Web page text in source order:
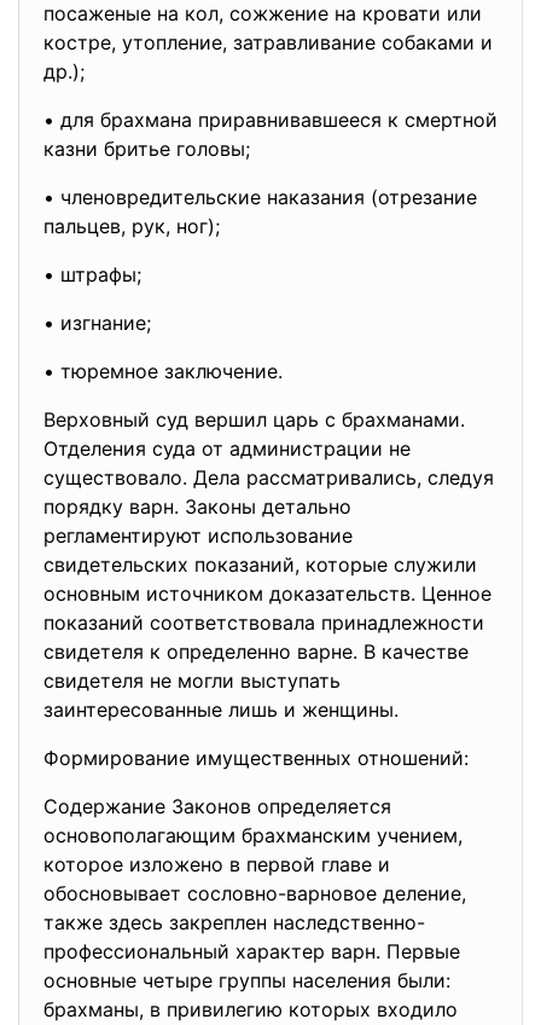
посаженые на кол, сожжение на кровати или
костре, утопление, затравливание собаками и
др.);
• для брахмана приравнивавшееся к смертной
казни бритье головы;
• членовредительские наказания (отрезание
пальцев, рук, ног);
• штрафы;
• изгнание;
• тюремное заключение.
Верховный суд вершил царь с брахманами.
Отделения суда от администрации не
существовало. Дела рассматривались, следуя
порядку варн. Законы детально
регламентируют использование
свидетельских показаний, которые служили
основным источником доказательств. Ценное
показаний соответствовала принадлежности
свидетеля к определенно варне. В качестве
свидетеля не могли выступать
заинтересованные лишь и женщины.
Формирование имущественных отношений:
Содержание Законов определяется
основополагающим брахманским учением,
которое изложено в первой главе и
обосновывает сословно-варновое деление,
также здесь закреплен наследственно-
профессиональный характер варн. Первые
основные четыре группы населения были:
брахманы, в привилегию которых входило